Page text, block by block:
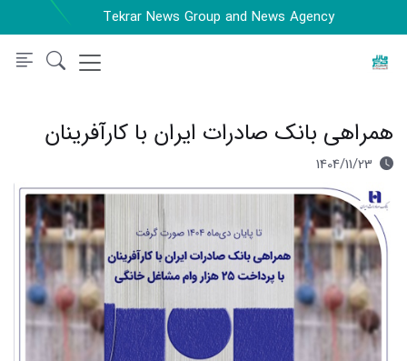
Tekrar News Group and News Agency
همراهی بانک صادرات ایران با کارآفرینان
1404/11/23